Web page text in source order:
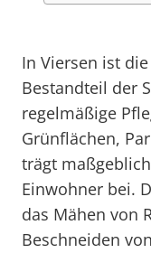
In Viersen ist
Bestandteil der
regelmäßige
Grünflächen,
trägt
Einwohner bei.
das Mähen von
Beschneiden